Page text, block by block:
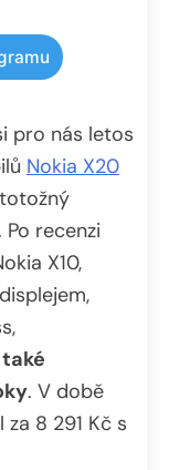
pro nás letos
Nokia X20
recenzi
X10,
. V době
8 291 Kč s